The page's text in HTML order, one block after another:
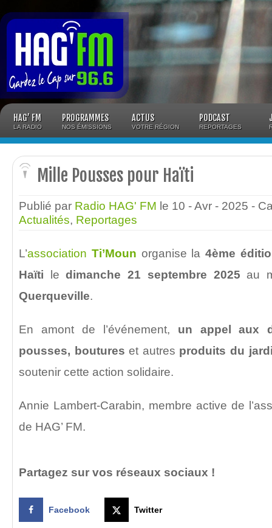
HAG’ FM
LA RADIO
PROGRAMMES
NOS ÉMISSIONS
ACTUS
VOTRE RÉGION
PODCAST
REPORTAGES
Mille Pousses pour Haïti
Publié par Radio HAG' FM le 10 - Avr - 2025 -
Actualités, Reportages
L’association Ti’Moun organise la4ème
Haïti ledimanche 21 septembre 2025 au
Querqueville.
En amont de l’événement, un appel aux
pousses, boutures et autres produits du
soutenir cette action solidaire.
Annie Lambert-Carabin, membre active de
de HAG’ FM.
Partagez sur vos réseaux sociaux !
Facebook Twitter
Panneau de gestion des cookies